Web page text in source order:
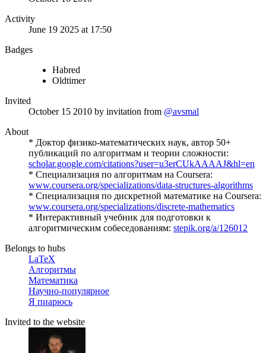
Activity
June 19 2025 at 17:50
Badges
Habred
Oldtimer
Invited
October 15 2010 by invitation from @avsmal
About
* Доктор физико-математических наук, автор 50+
публикаций по алгоритмам и теории сложности:
scholar.google.com/citations?user=u3erCUkAAAAJ&hl=en
* Специализация по алгоритмам на Coursera:
www.coursera.org/specializations/data-structures-algorithms
* Специализация по дискретной математике на Coursera:
www.coursera.org/specializations/discrete-mathematics
* Интерактивный учебник для подготовки к
алгоритмическим собеседованиям: stepik.org/a/126012
Belongs to hubs
LaTeX
Алгоритмы
Математика
Научно-популярное
Я пиарюсь
Invited to the website